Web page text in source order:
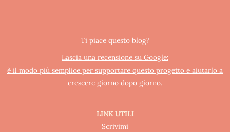
Ti piace questo blog?
Lascia una recensione su Google:
è il modo più semplice per supportare questo progetto e aiutarlo a
crescere giorno dopo giorno.
LINK UTILI
Scrivimi